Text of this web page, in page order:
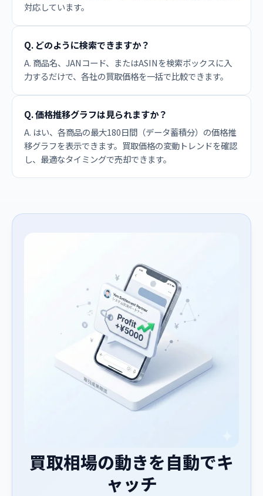
対応しています。
Q. どのように検索できますか？
A. 商品名、JANコード、またはASINを検索ボックスに入
力するだけで、各社の買取価格を一括で比較できます。
Q. 価格推移グラフは見られますか？
A. はい、各商品の最大180日間（データ蓄積分）の価格推
移グラフを表示できます。買取価格の変動トレンドを確認
し、最適なタイミングで売却できます。
買取相場の動きを自動でキ
ャッチ